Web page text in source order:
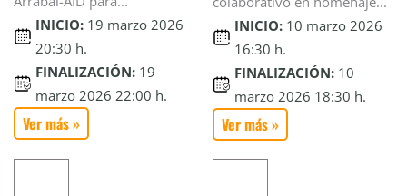
INICIO: 19 marzo 2026
20:30 h.
FINALIZACIÓN: 19
marzo 2026 22:00 h.
Ver más »
INICIO: 10 marzo 2026
16:30 h.
FINALIZACIÓN: 10
marzo 2026 18:30 h.
Ver más »